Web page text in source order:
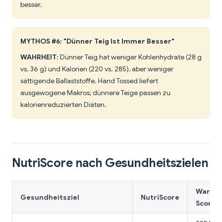
besser.
MYTHOS #6: "Dünner Teig Ist Immer Besser"
WAHRHEIT: Dünner Teig hat weniger Kohlenhydrate (28 g
vs. 36 g) und Kalorien (220 vs. 285), aber weniger
sättigende Ballaststoffe. Hand Tossed liefert
ausgewogene Makros; dünnere Teige passen zu
kalorienreduzierten Diäten.
NutriScore nach Gesundheitszielen
Gesundheitsziel NutriScore
Score?